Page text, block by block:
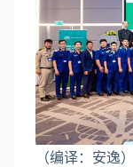
（编译：安逸）